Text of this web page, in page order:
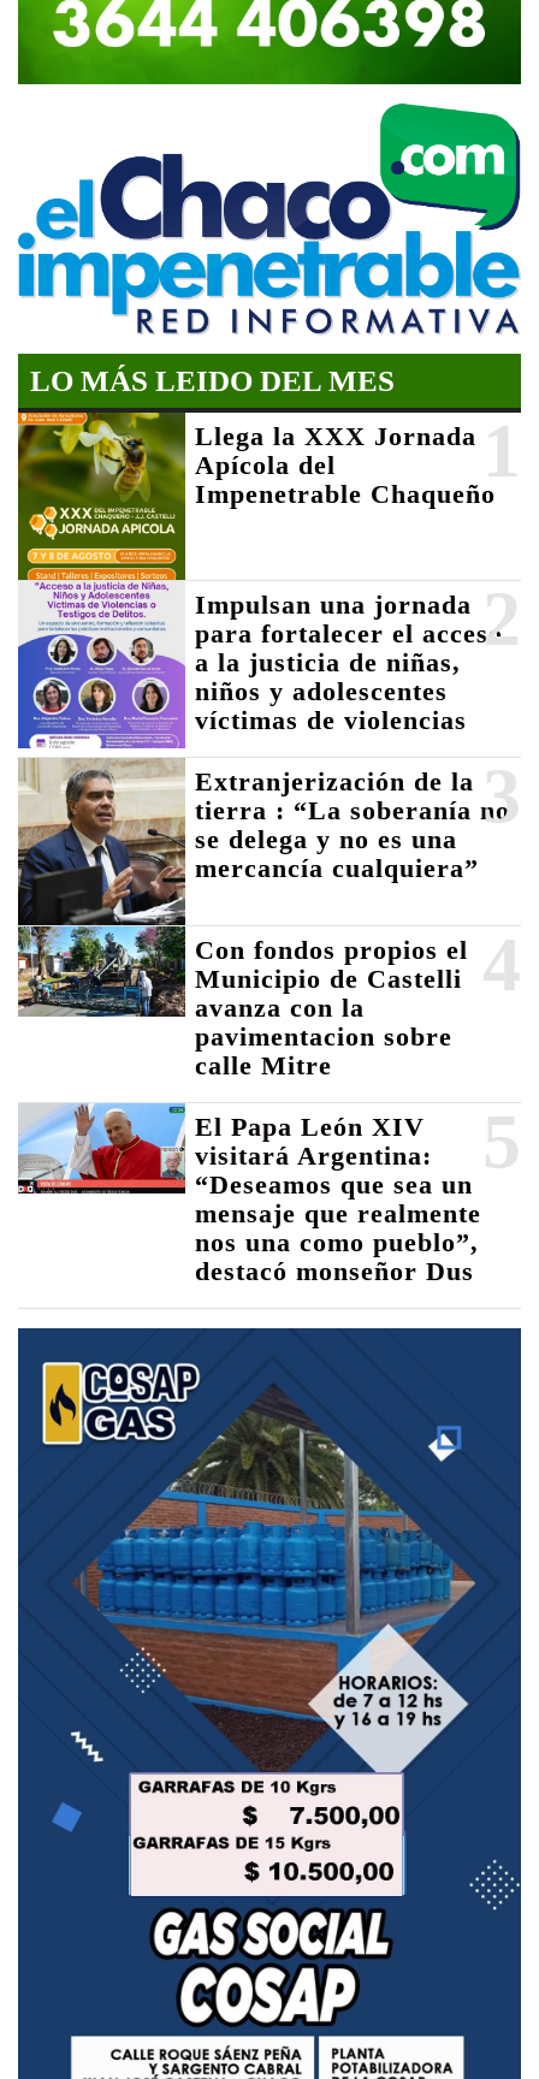
LO MÁS LEIDO DEL MES
1
Llega la XXX Jornada
Apícola del
Impenetrable Chaqueño
2
Impulsan una jornada
para fortalecer el acceso
a la justicia de niñas,
niños y adolescentes
víctimas de violencias
3
Extranjerización de la
tierra : “La soberanía no
se delega y no es una
mercancía cualquiera”
4
Con fondos propios el
Municipio de Castelli
avanza con la
pavimentacion sobre
calle Mitre
5
El Papa León XIV
visitará Argentina:
“Deseamos que sea un
mensaje que realmente
nos una como pueblo”,
destacó monseñor Dus